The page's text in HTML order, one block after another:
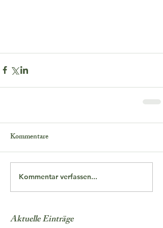
Kommentare
Kommentar verfassen...
Aktuelle Einträge